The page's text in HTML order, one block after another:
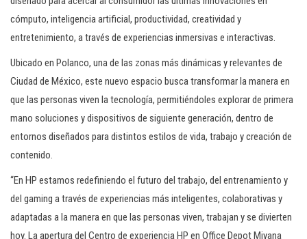
cómputo, inteligencia artificial, productividad, creatividad y
entretenimiento, a través de experiencias inmersivas e interactivas.
Ubicado en Polanco, una de las zonas más dinámicas y relevantes de
Ciudad de México, este nuevo espacio busca transformar la manera en
que las personas viven la tecnología, permitiéndoles explorar de primera
mano soluciones y dispositivos de siguiente generación, dentro de
entornos diseñados para distintos estilos de vida, trabajo y creación de
contenido.
“En HP estamos redefiniendo el futuro del trabajo, del entrenamiento y
del gaming a través de experiencias más inteligentes, colaborativas y
adaptadas a la manera en que las personas viven, trabajan y se divierten
hoy. La apertura del Centro de experiencia HP en Office Depot Miyana